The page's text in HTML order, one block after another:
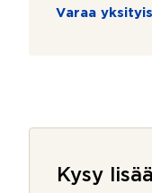
Varaa
Kysy